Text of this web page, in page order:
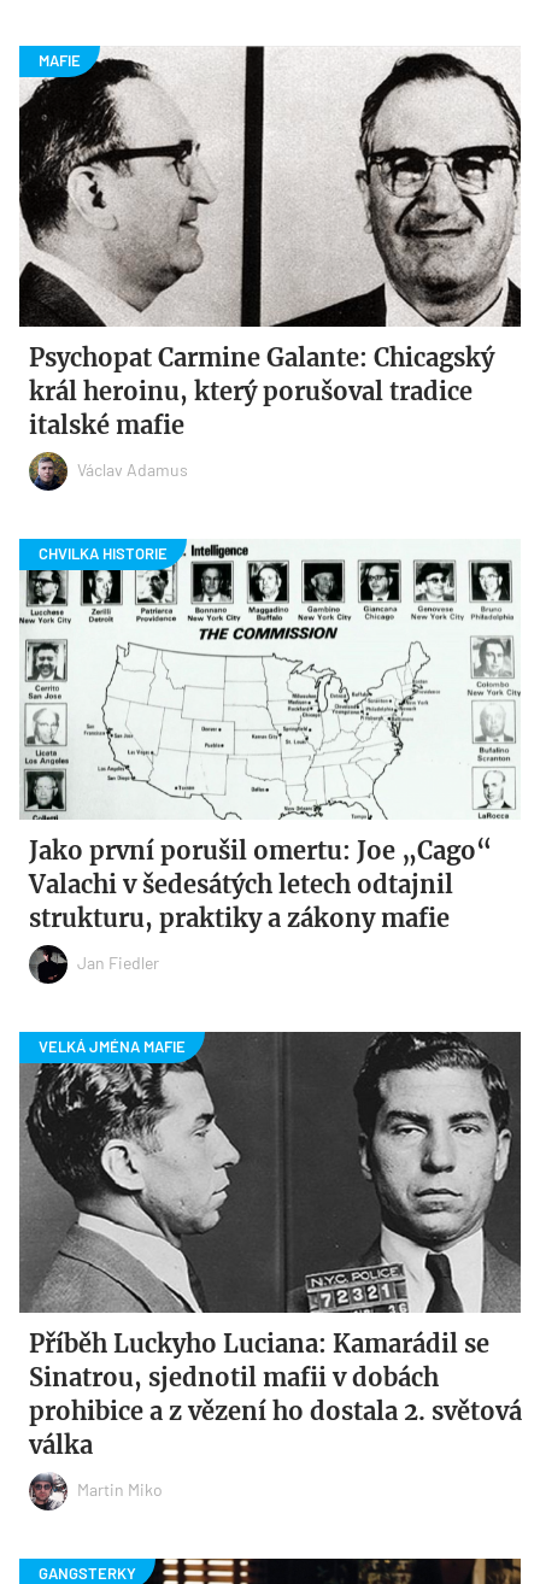
Psychopat Carmine Galante: Chicagský
král heroinu, který porušoval tradice
italské mafie
Václav Adamus
Jako první porušil omertu: Joe „Cago“
Valachi v šedesátých letech odtajnil
strukturu, praktiky a zákony mafie
Jan Fiedler
Příběh Luckyho Luciana: Kamarádil se
Sinatrou, sjednotil mafii v dobách
prohibice a z vězení ho dostala 2. světová
válka
Martin Miko